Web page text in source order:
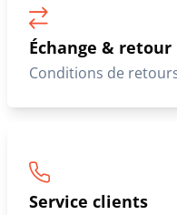
Échange & retour
Conditions de
Service clients